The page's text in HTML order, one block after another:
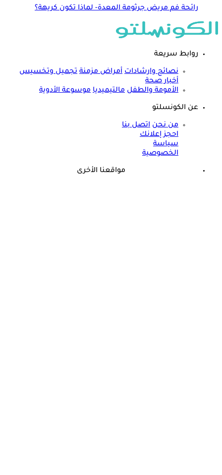
رائحة فم مريض جرثومة المعدة- لماذا تكون كريهة؟
روابط سريعة
نصائح وارشادات أمراض مزمنة تجميل وتخسيس
أخبار صحة
الأمومة والطفل مالتيميديا موسوعة الأدوية
عن الكونسلتو
من نحن اتصل بنا
احجز إعلانك
سياسة
الخصوصية
مواقعنا الأخرى